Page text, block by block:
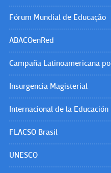
Fórum Mundial de Educação
ABACOenRed
Campaña Latinoamericana
Insurgencia Magisterial
Internacional de la Educación
FLACSO Brasil
UNESCO